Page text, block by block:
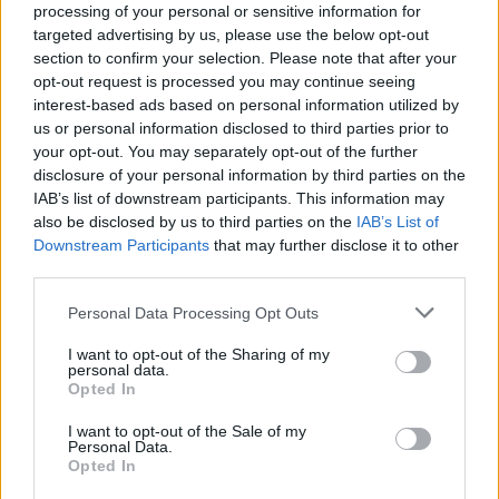
processing of your personal or sensitive information for
targeted advertising by us, please use the below opt-out
section to confirm your selection. Please note that after your
opt-out request is processed you may continue seeing
interest-based ads based on personal information utilized by
us or personal information disclosed to third parties prior to
your opt-out. You may separately opt-out of the further
disclosure of your personal information by third parties on the
IAB’s list of downstream participants. This information may
also be disclosed by us to third parties on the IAB’s List of
Downstream Participants that may further disclose it to other
Personal Data Processing Opt Outs
I want to opt-out of the Sharing of my
personal data.
Opted In
I want to opt-out of the Sale of my
Personal Data.
Opted In
00:00:40
Dronai Vokietijoje kelia vis daugiau klausimų: du
pastebėti virš karinės bazės
Pasaulis
Visi įrašai
Žiūrimiausi įrašai
00:00:30
Vaizdai iš tragiškos avarijos Vilniaus r.: dviejų moterų ir
Žinios | Lietuvos diena